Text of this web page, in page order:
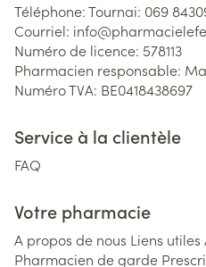
Téléphone:Tournai: 069
Courriel: info@
Numéro de licence: 578113
Pharmacien responsable:
Numéro TVA: BE0418438697
Service à la clientèle
FAQ
Votre pharmacie
A propos de nous Liens utiles
Pharmacien de garde